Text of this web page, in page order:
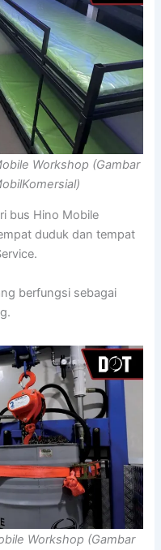
Workshop (Gambar
bus Hino Mobile
duduk dan tempat
berfungsi sebagai
Workshop (Gambar